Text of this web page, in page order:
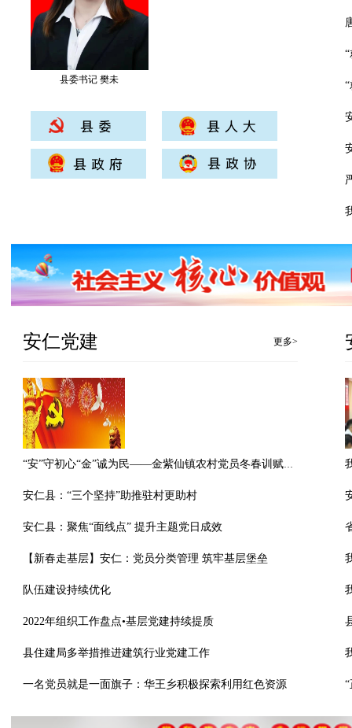
县委书记 樊未
安仁党建 更多>
“安”守初心“金”诚为民——金紫仙镇农村党员冬春训赋能乡村振兴
安仁县：“三个坚持”助推驻村更助村
安仁县：聚焦“面线点” 提升主题党日成效
【新春走基层】安仁：党员分类管理 筑牢基层堡垒
队伍建设持续优化
2022年组织工作盘点•基层党建持续提质
县住建局多举措推进建筑行业党建工作
一名党员就是一面旗子：华王乡积极探索利用红色资源